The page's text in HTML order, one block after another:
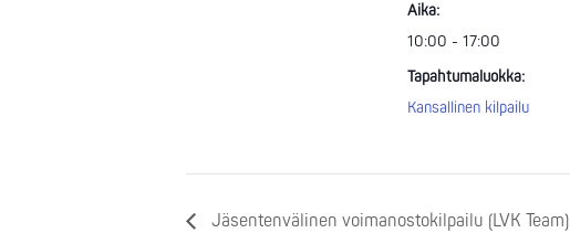
Aika:
10:00 - 17:00
Tapahtumaluokka:
Kansallinen kilpailu
Jäsentenvälinen voimanostokilpailu (LVK Team)